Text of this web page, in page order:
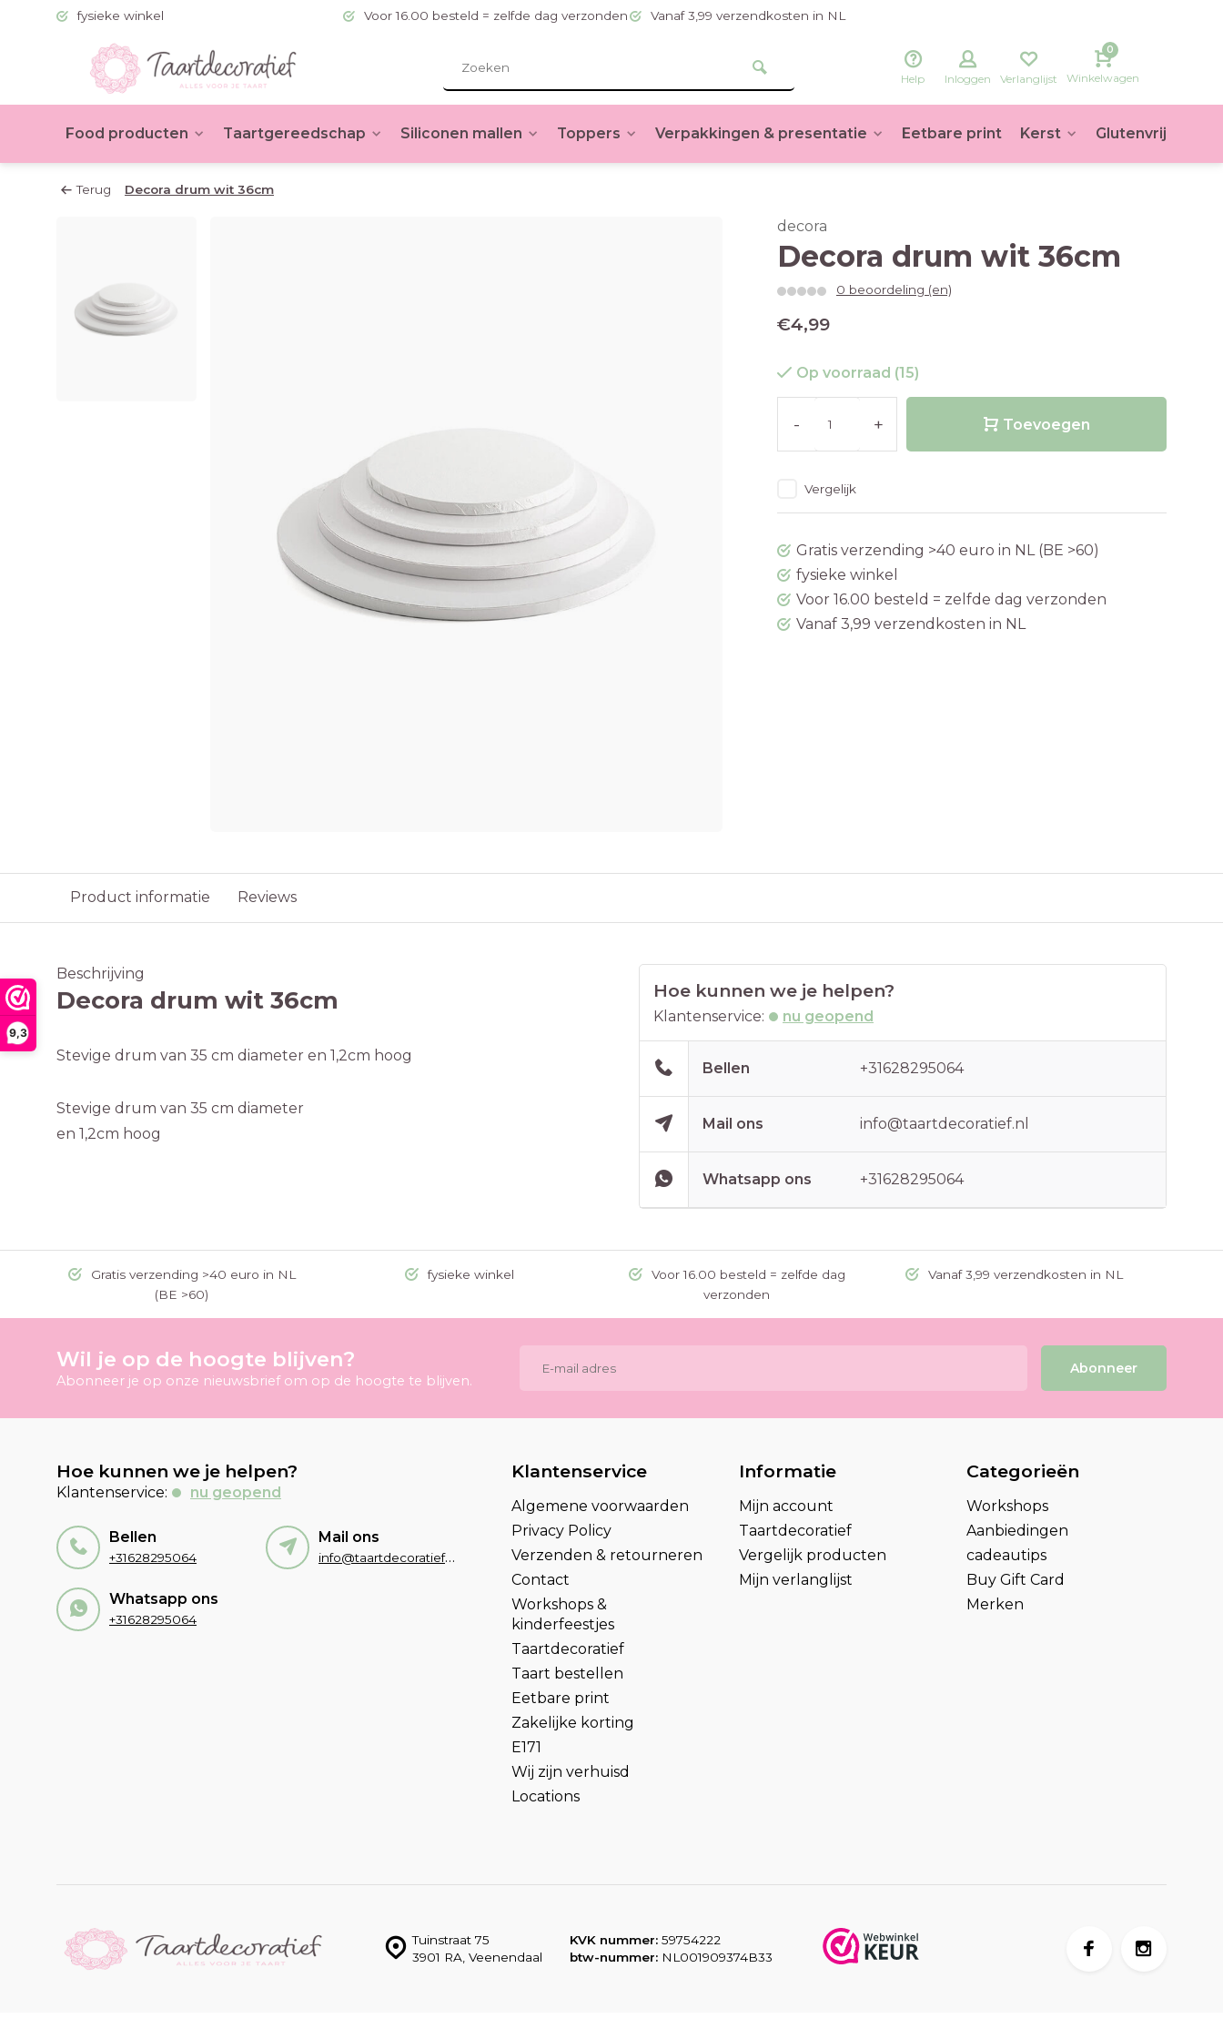
9,3
fysieke winkel Voor 16.00 besteld = zelfde dag verzonden Vanaf 3,99 verzendkosten in NL
Help Inloggen Verlanglijst
0
Winkelwagen
Food producten Taartgereedschap Siliconen mallen Toppers Verpakkingen & presentatie Eetbare print Kerst Glutenvrij
Terug Decora drum wit 36cm
decora
Decora drum wit 36cm
0 beoordeling (en)
€4,99
Op voorraad (15)
- + Toevoegen
Vergelijk
Gratis verzending >40 euro in NL (BE >60)
fysieke winkel
Voor 16.00 besteld = zelfde dag verzonden
Vanaf 3,99 verzendkosten in NL
Product informatie Reviews
Beschrijving
Decora drum wit 36cm
Stevige drum van 35 cm diameter en 1,2cm hoog
Stevige drum van 35 cm diameter
en 1,2cm hoog
Hoe kunnen we je helpen?
Klantenservice: nu geopend
Bellen +31628295064
Mail ons info@taartdecoratief.nl
Whatsapp ons +31628295064
Gratis verzending >40 euro in NL
(BE >60)
fysieke winkel
Voor 16.00 besteld = zelfde dag
verzonden
Vanaf 3,99 verzendkosten in NL
Wil je op de hoogte blijven?
Abonneer je op onze nieuwsbrief om op de hoogte te blijven.
Abonneer
Hoe kunnen we je helpen?
Klantenservice: nu geopend
Bellen
+31628295064
Mail ons
info@taartdecoratief.nl
Whatsapp ons
+31628295064
Klantenservice
Algemene voorwaarden
Privacy Policy
Verzenden & retourneren
Contact
Workshops &
kinderfeestjes
Taartdecoratief
Taart bestellen
Eetbare print
Zakelijke korting
E171
Wij zijn verhuisd
Locations
Informatie
Mijn account
Taartdecoratief
Vergelijk producten
Mijn verlanglijst
Categorieën
Workshops
Aanbiedingen
cadeautips
Buy Gift Card
Merken
Tuinstraat 75
3901 RA, Veenendaal
KVK nummer: 59754222
btw-nummer: NL001909374B33